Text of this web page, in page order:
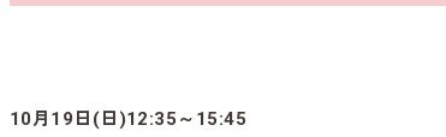
10月19日(日)12:35～15:45